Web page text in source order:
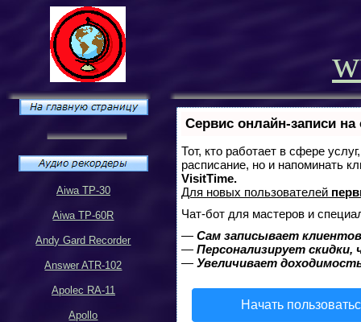
Aiwa TP-30
Aiwa TP-60R
Andy Gard Recorder
Answer ATR-102
Apolec RA-11
Apollo
Сервис онлайн-записи
Тот, кто работает в сфере
расписание, но и напоминать
VisitTime.
Для новых пользователей
Чат-бот для мастеров и
— Сам записывает
— Персонализирует
— Увеличивает
Начать